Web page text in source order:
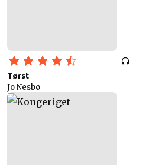
Tørst
Jo Nesbø